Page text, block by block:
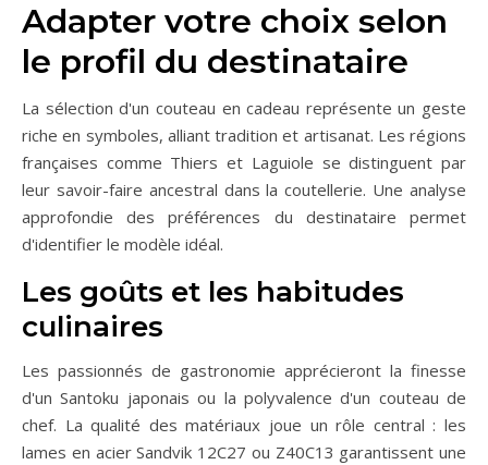
Adapter votre choix selon
le profil du destinataire
La sélection d'un couteau en cadeau représente un geste
riche en symboles, alliant tradition et artisanat. Les régions
françaises comme Thiers et Laguiole se distinguent par
leur savoir-faire ancestral dans la coutellerie. Une analyse
approfondie des préférences du destinataire permet
d'identifier le modèle idéal.
Les goûts et les habitudes
culinaires
Les passionnés de gastronomie apprécieront la finesse
d'un Santoku japonais ou la polyvalence d'un couteau de
chef. La qualité des matériaux joue un rôle central : les
lames en acier Sandvik 12C27 ou Z40C13 garantissent une